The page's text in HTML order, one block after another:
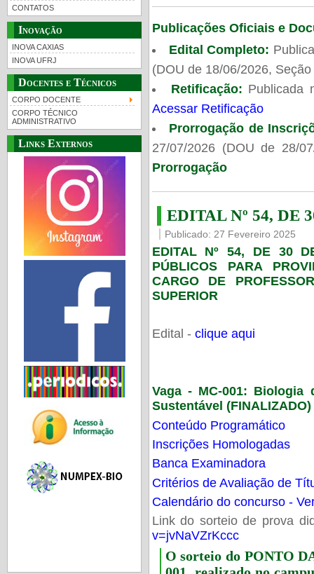
CONTATOS
Inovação
INOVA CAXIAS
INOVA UFRJ
Docentes e Técnicos
CORPO DOCENTE
CORPO TÉCNICO
ADMINISTRATIVO
Links Externos
Publicações Oficiais e
Edital Completo:
(DOU de 18/06/2026,
Retificação: Publicada
Acessar Retificação
Prorrogação de
27/07/2026 (DOU de 28/
Prorrogação
EDITAL Nº 54, DE
Publicado: 27 Fevereiro 2025
EDITAL Nº 54, DE 30
PÚBLICOS PARA
CARGO DE
SUPERIOR
Edital - clique aqui
Vaga - MC-001: Biologia
Sustentável (FINALIZADO)
Conteúdo Programático
Inscrições Homologadas
Banca Examinadora
Critérios de Avaliação de
Calendário do concurso -
Link do sorteio de prova
v=jvNaVZrKccc
O sorteio do PONTO